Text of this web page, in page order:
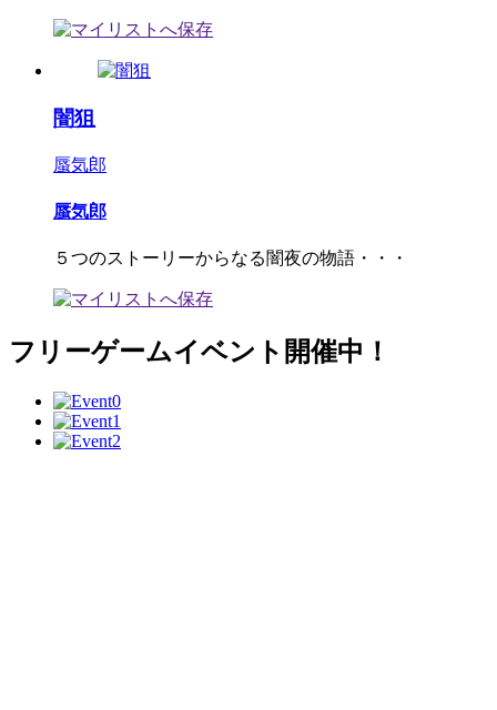
闇狙
蜃気郎
蜃気郎
５つのストーリーからなる闇夜の物語・・・
フリーゲームイベント開催中！